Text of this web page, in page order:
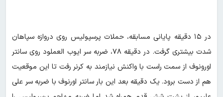
در ۱۵ دقیقه پایانی مسابقه، حملات پرسپولیس روی دروازه سپاهان
شدت بیشتری گرفت. در دقیقه ۷۸، ضربه سر ایوب العملود روی سانتر
اورونوف از سمت راست با واکنش نیازمند به کرنر رفت تا این موقعیت
هم از دست برود. یک دقیقه بعد این بار سانتر اورنوف با ضربه سر علی